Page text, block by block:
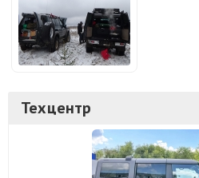
Техцентр